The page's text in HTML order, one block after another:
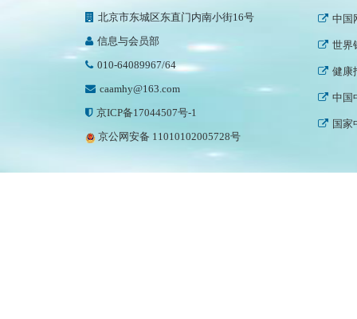
北京市东城区东直门内南小街16号
信息与会员部
010-64089967/64
caamhy@163.com
京ICP备17044507号-1
京公网安备 11010102005728号
中国
世界
健康
中国
国家
中国